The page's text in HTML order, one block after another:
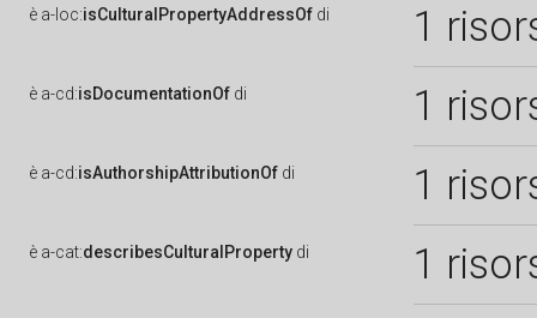
è a-loc:isCulturalPropertyAddressOf di 1
è a-cd:isDocumentationOf di 1
è a-cd:isAuthorshipAttributionOf di 1
è a-cat:describesCulturalProperty di 1